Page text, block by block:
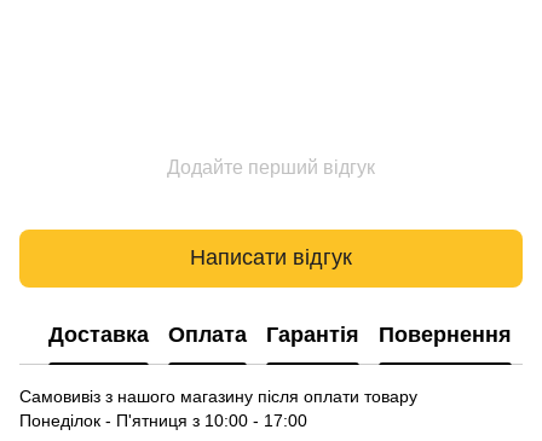
Додайте перший відгук
Написати відгук
Доставка Оплата Гарантія Повернення
Самовивіз з нашого магазину після оплати товару
Понеділок - П'ятниця з 10:00 - 17:00